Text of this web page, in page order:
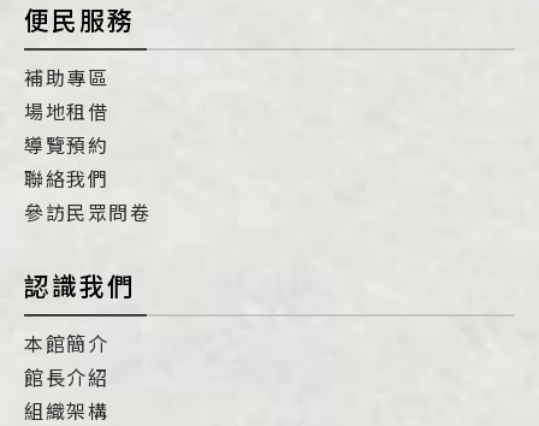
便民服務
補助專區
場地租借
導覽預約
聯絡我們
參訪民眾問卷
認識我們
本館簡介
館長介紹
組織架構